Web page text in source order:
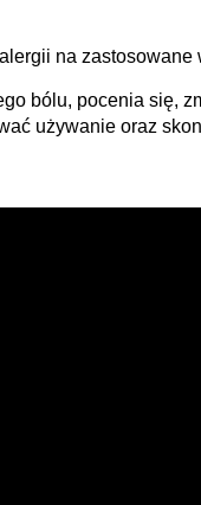
na zastosowane
bólu, pocenia się,
używanie oraz